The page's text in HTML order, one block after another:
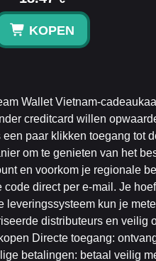
KOPEN
Wallet Vietnam-
creditcard willen
een paar klikken toegang tot
om te genieten van het
en voorkom je regionale
code direct per e-mail. Je
leveringssysteem kun je
distributeurs en veilig
Directe toegang:
betalingen: betaal veilig